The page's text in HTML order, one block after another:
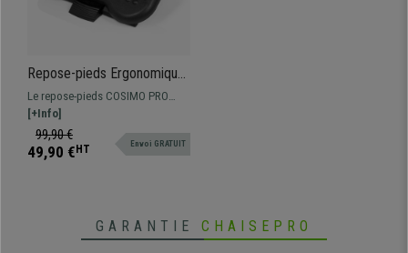
Repose-pieds Ergonomique
COSIMO PRO, Ajustable en
Hauteur et Angle, Noir
Le repose-pieds COSIMO PRO
sera idéal pour conserver une
posture correcte et saine à votre
bureau. Ajustable en hauteur et
[+Info]
99,90 €
49,90 € HT Envoi GRATUIT
GARANTIE CHAISEPRO